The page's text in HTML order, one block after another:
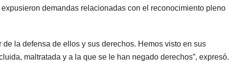
demandas relacionadas con el reconocimiento pleno
la defensa de ellos y sus derechos. Hemos visto en sus
maltratada y a la que se le han negado derechos”, expresó.